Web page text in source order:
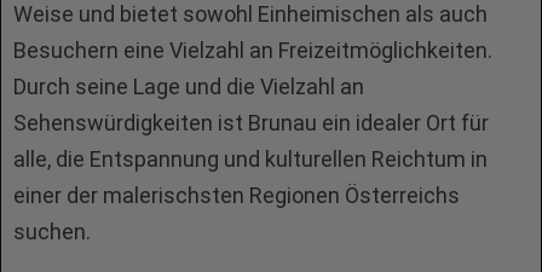
Weise und bietet sowohl Einheimischen als auch
Besuchern eine Vielzahl an Freizeitmöglichkeiten.
Durch seine Lage und die Vielzahl an
Sehenswürdigkeiten ist Brunau ein idealer Ort für
alle, die Entspannung und kulturellen Reichtum in
einer der malerischsten Regionen Österreichs
suchen.